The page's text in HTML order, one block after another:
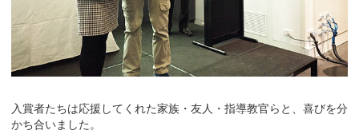
入賞者たちは応援してくれた家族・友人・指導教官らと、喜びを分
かち合いました。